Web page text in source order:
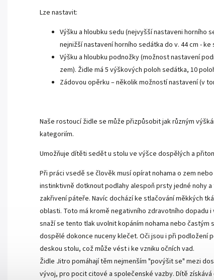
Lze nastavit:
Výšku a hloubku sedu (nejvyšší nastaveni horního
nejnižší nastavení horního sedátka do v. 44 cm -
Výšku a hloubku podnožky (možnost nastavení
zem). Židle má 5 výškových poloh sedátka, 10
Zádovou opěrku – několik možností nastavení (v
Naše rostoucí židle se může přizpůsobit jak různým
kategoriím.
Umožňuje dítěti sedět u stolu ve výšce dospělých a
Při práci vsedě se člověk musí opírat nohama o zem
instinktivně dotknout podlahy alespoň prsty jedné nohy
zakřivení páteře. Navíc dochází ke stlačování měkkých
oblasti. Toto má kromě negativního zdravotního dopadu
snaží se tento tlak uvolnit kopáním nohama nebo
dospělé dokonce nuceny klečet. Oči jsou i při podložení
deskou stolu, což může vést i ke vzniku očních vad.
Židle Jitro pomáhají těm nejmenším "povýšit se" mezi
vývoj, pro pocit citové a společenské vazby. Dítě